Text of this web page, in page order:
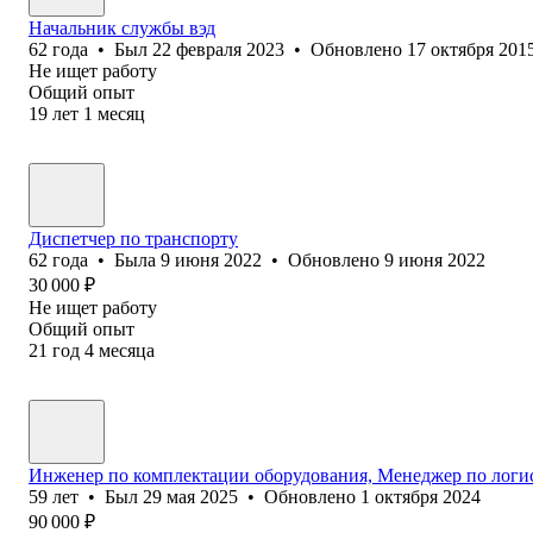
Начальник службы вэд
62 года • Был 22 февраля 2023 • Обновлено 17 октября
Не ищет работу
Общий опыт
19 лет 1 месяц
Диспетчер по транспорту
62 года • Была 9 июня 2022 • Обновлено 9 июня 2022
30 000 ₽
Не ищет работу
Общий опыт
21 год 4 месяца
Инженер по комплектации оборудования, Менеджер по
59 лет • Был 29 мая 2025 • Обновлено 1 октября 2024
90 000 ₽